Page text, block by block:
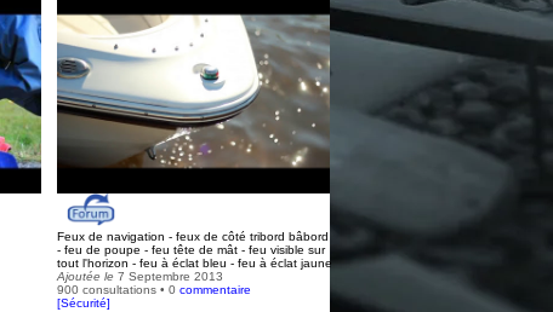
Feux de navigation - feux de côté tribord bâbord
- feu de poupe - feu tête de mât - feu visible sur
tout l'horizon - feu à éclat bleu - feu à éclat jaune
Ajoutée le 7 Septembre 2013
900 consultations • 0 commentaire
[Sécurité]